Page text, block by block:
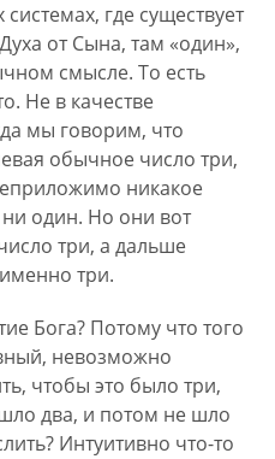
где существует
от Сына, там «один»,
смысле. То есть
Не в качестве
мы говорим, что
обычное число три,
никакое
один. Но они вот
три, а дальше
три.
Бога? Потому что того
невозможно
чтобы это было три,
два, и потом не шло
Интуитивно что-то